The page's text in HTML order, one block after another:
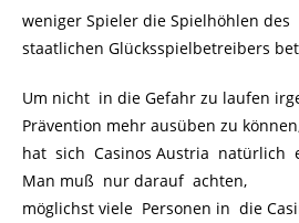
weniger Spieler die Spielhöhlen des
staatlichen Glücksspielbetreibers
Um nicht in die Gefahr zu laufen
Prävention mehr ausüben zu
hat sich Casinos Austria natürlich
Man muß nur darauf achten,
möglichst viele Personen in die